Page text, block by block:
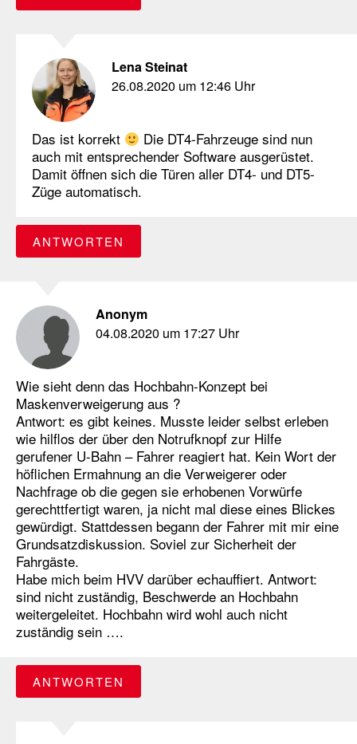
Lena Steinat
26.08.2020 um 12:46 Uhr
Das ist korrekt
Die DT4-Fahrzeuge sind nun
auch mit entsprechender Software ausgerüstet.
Damit öffnen sich die Türen aller DT4- und DT5-
Züge automatisch.
ANTWORTEN
Anonym
04.08.2020 um 17:27 Uhr
Wie sieht denn das Hochbahn-Konzept bei
Maskenverweigerung aus ?
Antwort: es gibt keines. Musste leider selbst erleben
wie hilflos der über den Notrufknopf zur Hilfe
gerufener U-Bahn – Fahrer reagiert hat. Kein Wort der
höflichen Ermahnung an die Verweigerer oder
Nachfrage ob die gegen sie erhobenen Vorwürfe
gerechttfertigt waren, ja nicht mal diese eines Blickes
gewürdigt. Stattdessen begann der Fahrer mit mir eine
Grundsatzdiskussion. Soviel zur Sicherheit der
Fahrgäste.
Habe mich beim HVV darüber echauffiert. Antwort:
sind nicht zuständig, Beschwerde an Hochbahn
weitergeleitet. Hochbahn wird wohl auch nicht
zuständig sein ….
ANTWORTEN